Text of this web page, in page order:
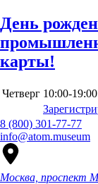
День
карты!
Четверг 10:00-19:00
8 (800) 301-77-77
info@atom.museum
Москва, проспект